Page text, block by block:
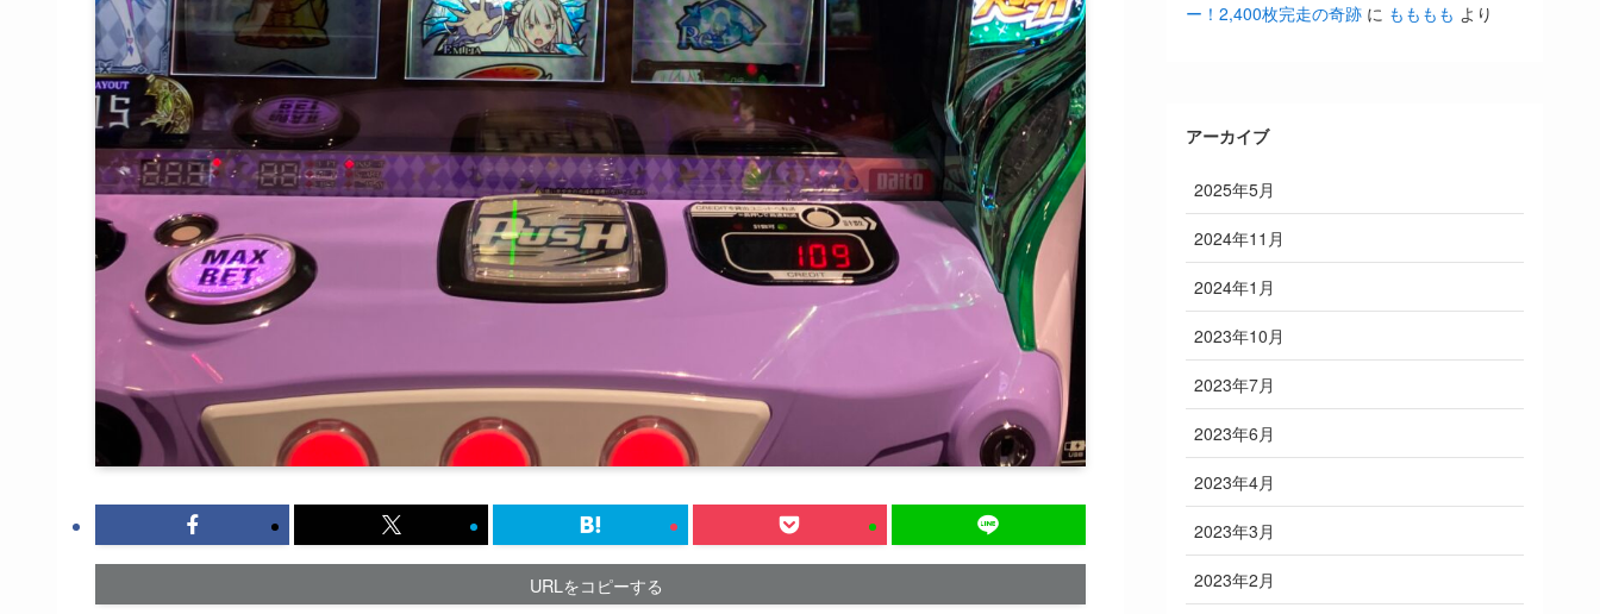
URLをコピーする
ー！2,400枚完走の奇跡 に もももも より
アーカイブ
2025年5月
2024年11月
2024年1月
2023年10月
2023年7月
2023年6月
2023年4月
2023年3月
2023年2月